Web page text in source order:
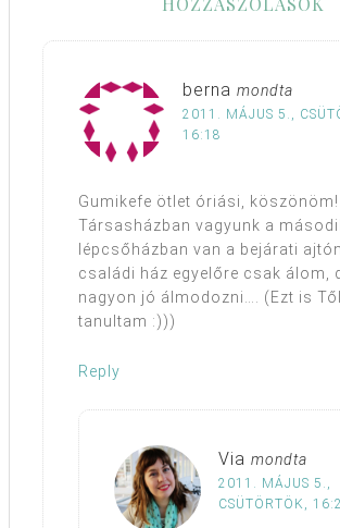
berna mondta
2011. MÁJUS 5.,
16:18
Gumikefe ötlet óriási, köszönöm!
Társasházban vagyunk a
lépcsőházban van a bejárati
családi ház egyelőre csak álom,
nagyon jó álmodozni…. (Ezt is
tanultam :)))
Reply
Via mondta
2011. MÁJUS 5.,
CSÜTÖRTÖK,